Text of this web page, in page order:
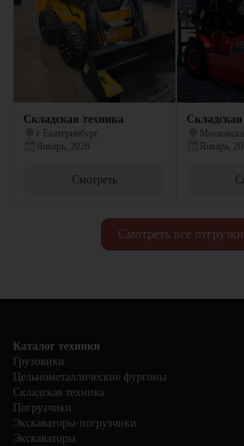
Смотреть все отгрузки
Складская техника
г Екатеринбург
Январь, 2026
Смотреть
Складская
Январь,
Каталог техники
Грузовики
Цельнометаллические фургоны
Складская техника
Погрузчики
Экскаваторы-погрузчики
Экскаваторы